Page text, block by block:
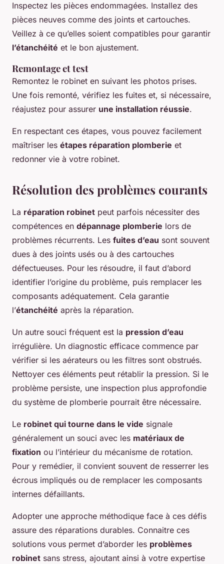
Inspectez les pièces endommagées. Installez des
pièces neuves comme des joints et cartouches.
Veillez à ce qu’elles soient compatibles pour garantir
l’étanchéité et le bon ajustement.
Remontage et test
Remontez le robinet en suivant les photos prises.
Une fois remonté, vérifiez les fuites et, si nécessaire,
réajustez pour assurer une installation réussie.
En respectant ces étapes, vous pouvez facilement
maîtriser les étapes réparation plomberie et
redonner vie à votre robinet.
Résolution des problèmes courants
La réparation robinet peut parfois nécessiter des
compétences en dépannage plomberie lors de
problèmes récurrents. Les fuites d’eau sont souvent
dues à des joints usés ou à des cartouches
défectueuses. Pour les résoudre, il faut d’abord
identifier l’origine du problème, puis remplacer les
composants adéquatement. Cela garantie
l’étanchéité après la réparation.
Un autre souci fréquent est la pression d’eau
irrégulière. Un diagnostic efficace commence par
vérifier si les aérateurs ou les filtres sont obstrués.
Nettoyer ces éléments peut rétablir la pression. Si le
problème persiste, une inspection plus approfondie
du système de plomberie pourrait être nécessaire.
Le robinet qui tourne dans le vide signale
généralement un souci avec les matériaux de
fixation ou l’intérieur du mécanisme de rotation.
Pour y remédier, il convient souvent de resserrer les
écrous impliqués ou de remplacer les composants
internes défaillants.
Adopter une approche méthodique face à ces défis
assure des réparations durables. Connaitre ces
solutions vous permet d’aborder les problèmes
robinet sans stress, ajoutant ainsi à votre expertise